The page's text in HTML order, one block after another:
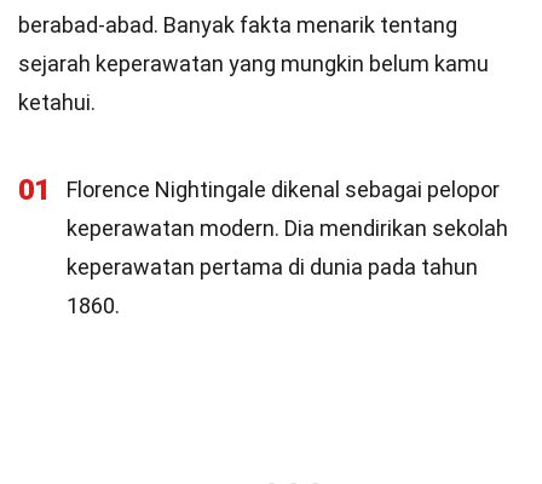
berabad-abad. Banyak fakta menarik tentang
sejarah keperawatan yang mungkin belum kamu
ketahui.
01
Florence Nightingale dikenal sebagai pelopor
keperawatan modern. Dia mendirikan sekolah
keperawatan pertama di dunia pada tahun
1860.